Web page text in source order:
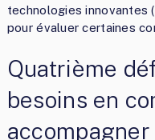
technologies innovantes
pour évaluer certaines
Quatrième
besoins en